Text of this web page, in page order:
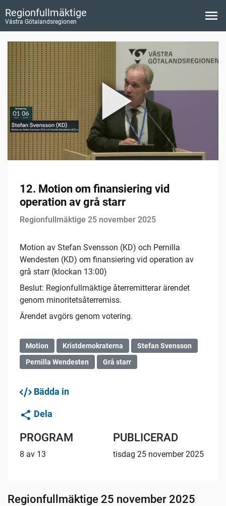
Regionfullmäktige
Västra Götalandsregionen
12. Motion om finansiering vid
operation av grå starr
Regionfullmäktige 25 november 2025
Motion av Stefan Svensson (KD) och Pernilla
Wendesten (KD) om finansiering vid operation av
grå starr (klockan 13:00)
Beslut: Regionfullmäktige återremitterar ärendet
genom minoritetsåterremiss.
Ärendet avgörs genom votering.
Motion Kristdemokraterna
Stefan Svensson
Pernilla Wendesten
Grå starr
Bädda in
Dela
PROGRAM
8 av 13
PUBLICERAD
tisdag 25 november 2025
Regionfullmäktige 25 november 2025